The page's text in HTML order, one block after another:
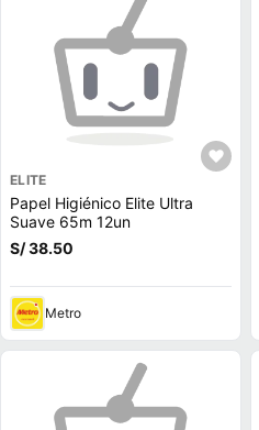
ELITE
Papel Higiénico Elite Ultra
Suave 65m 12un
S/ 38.50
Metro